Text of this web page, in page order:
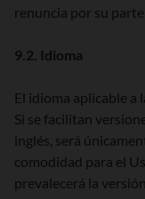
renuncia por su
9.2. Idioma
El idioma aplicable a
Si se facilitan
inglés, será
comodidad para el
prevalecerá la